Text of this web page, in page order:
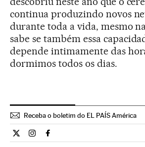
continua produzindo novos
durante toda a vida, mesmo
sabe se também essa
depende intimamente das
dormimos todos os dias.
Receba o boletim do EL PAÍS América
Ciencia El País Brasil en Twitter
Ciencia El País Brasil en Instagram
Ciencia El País Brasil en